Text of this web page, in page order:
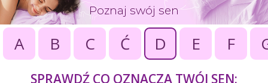
Poznaj swój sen
A B C Ć D E F
SPRAWDŹ CO OZNACZA TWÓJ SEN: